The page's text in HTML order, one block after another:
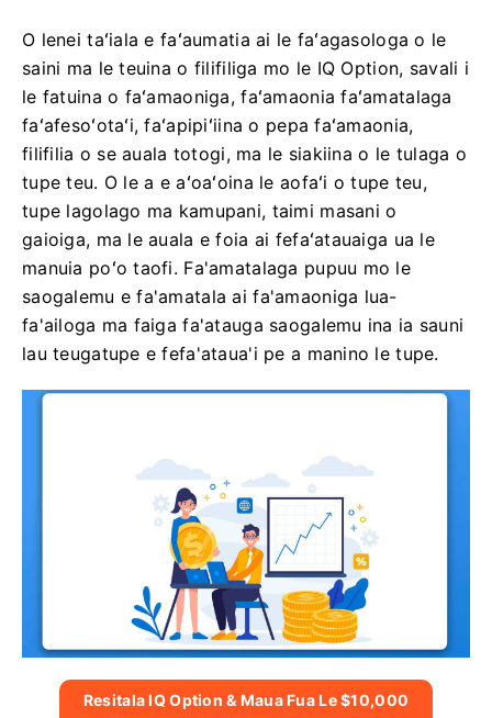
O lenei taʻiala e faʻaumatia ai le faʻagasologa o le
saini ma le teuina o filifiliga mo le IQ Option, savali i
le fatuina o faʻamaoniga, faʻamaonia faʻamatalaga
faʻafesoʻotaʻi, faʻapipiʻiina o pepa faʻamaonia,
filifilia o se auala totogi, ma le siakiina o le tulaga o
tupe teu. O le a e aʻoaʻoina le aofaʻi o tupe teu,
tupe lagolago ma kamupani, taimi masani o
gaioiga, ma le auala e foia ai fefaʻatauaiga ua le
manuia poʻo taofi. Fa'amatalaga pupuu mo le
saogalemu e fa'amatala ai fa'amaoniga lua-
fa'ailoga ma faiga fa'atauga saogalemu ina ia sauni
lau teugatupe e fefa'ataua'i pe a manino le tupe.
Resitala IQ Option & Maua Fua Le $10,000